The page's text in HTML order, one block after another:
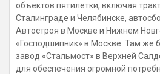
объектов пятилетки, включая
Сталинграде и Челябинске,
Автостроя в Москве и Нижнем
«Господшипник» в Москве. Там же
завод «Стальмост» в Верхней
для обеспечения огромной